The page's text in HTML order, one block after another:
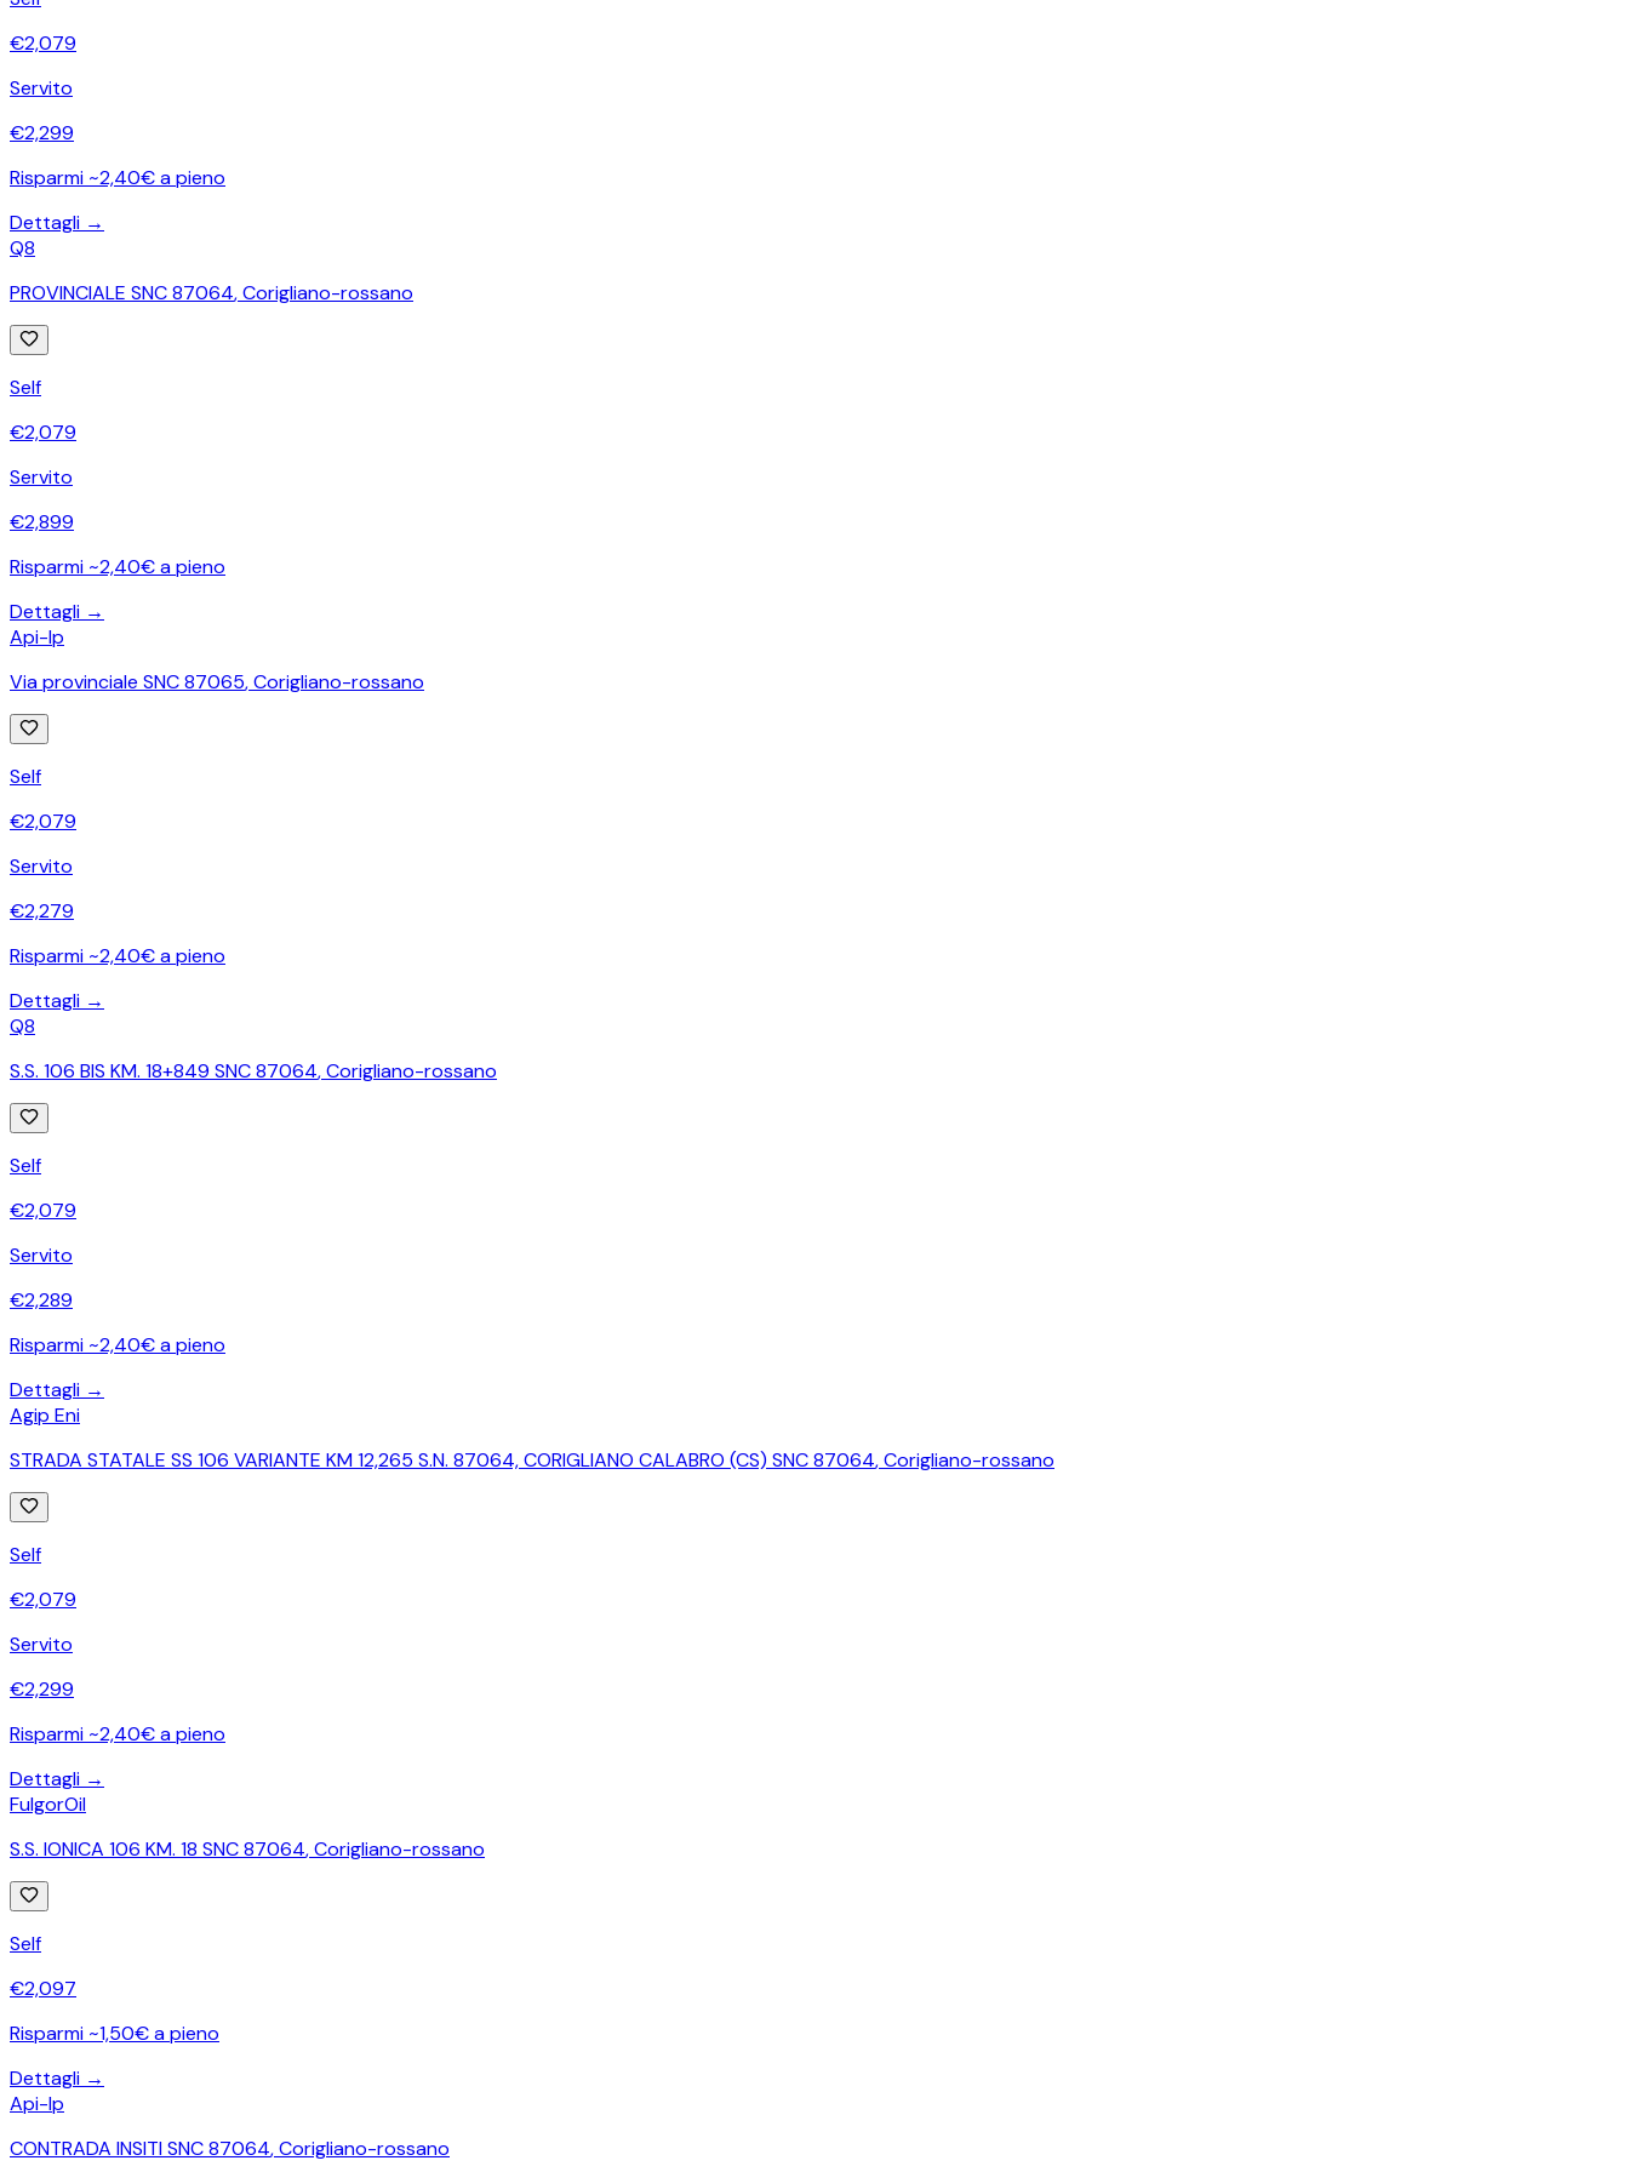
€2,079
Servito
€2,299
Risparmi ~2,40€ a pieno
Dettagli →
Q8
PROVINCIALE SNC 87064,Corigliano-rossano
Self
€2,079
Servito
€2,899
Risparmi ~2,40€ a pieno
Dettagli →
Api-Ip
Via provinciale SNC 87065,Corigliano-rossano
Self
€2,079
Servito
€2,279
Risparmi ~2,40€ a pieno
Dettagli →
Q8
S.S. 106 BIS KM. 18+849 SNC 87064,Corigliano-rossano
Self
€2,079
Servito
€2,289
Risparmi ~2,40€ a pieno
Dettagli →
Agip Eni
STRADA STATALE SS 106 VARIANTE KM 12,265 S.N. 87064, CORIGLIANO CALABRO (CS) SNC 87064,Corigliano-rossano
Self
€2,079
Servito
€2,299
Risparmi ~2,40€ a pieno
Dettagli →
FulgorOil
S.S. IONICA 106 KM. 18 SNC 87064,Corigliano-rossano
Self
€2,097
Risparmi ~1,50€ a pieno
Dettagli →
Api-Ip
CONTRADA INSITI SNC 87064,Corigliano-rossano